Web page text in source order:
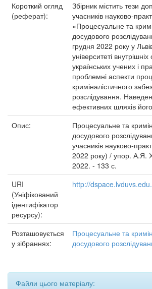
Короткий огляд
(реферат):
Збірник містить тези
учасників науково-
«Процесуальне та
досудового
грудня 2022 року у
університеті
українських учених і
проблемні аспекти
криміналістичного
розслідування.
ефективних шляхів
Опис:
Процесуальне та
досудового
учасників науково-
2022 року) / упор. А.Я.
2022. - 133 с.
URI
(Уніфікований
ідентифікатор
ресурсу):
http://
Розташовується
у зібраннях:
Процесуальне та
досудового
Файли цього матеріалу: